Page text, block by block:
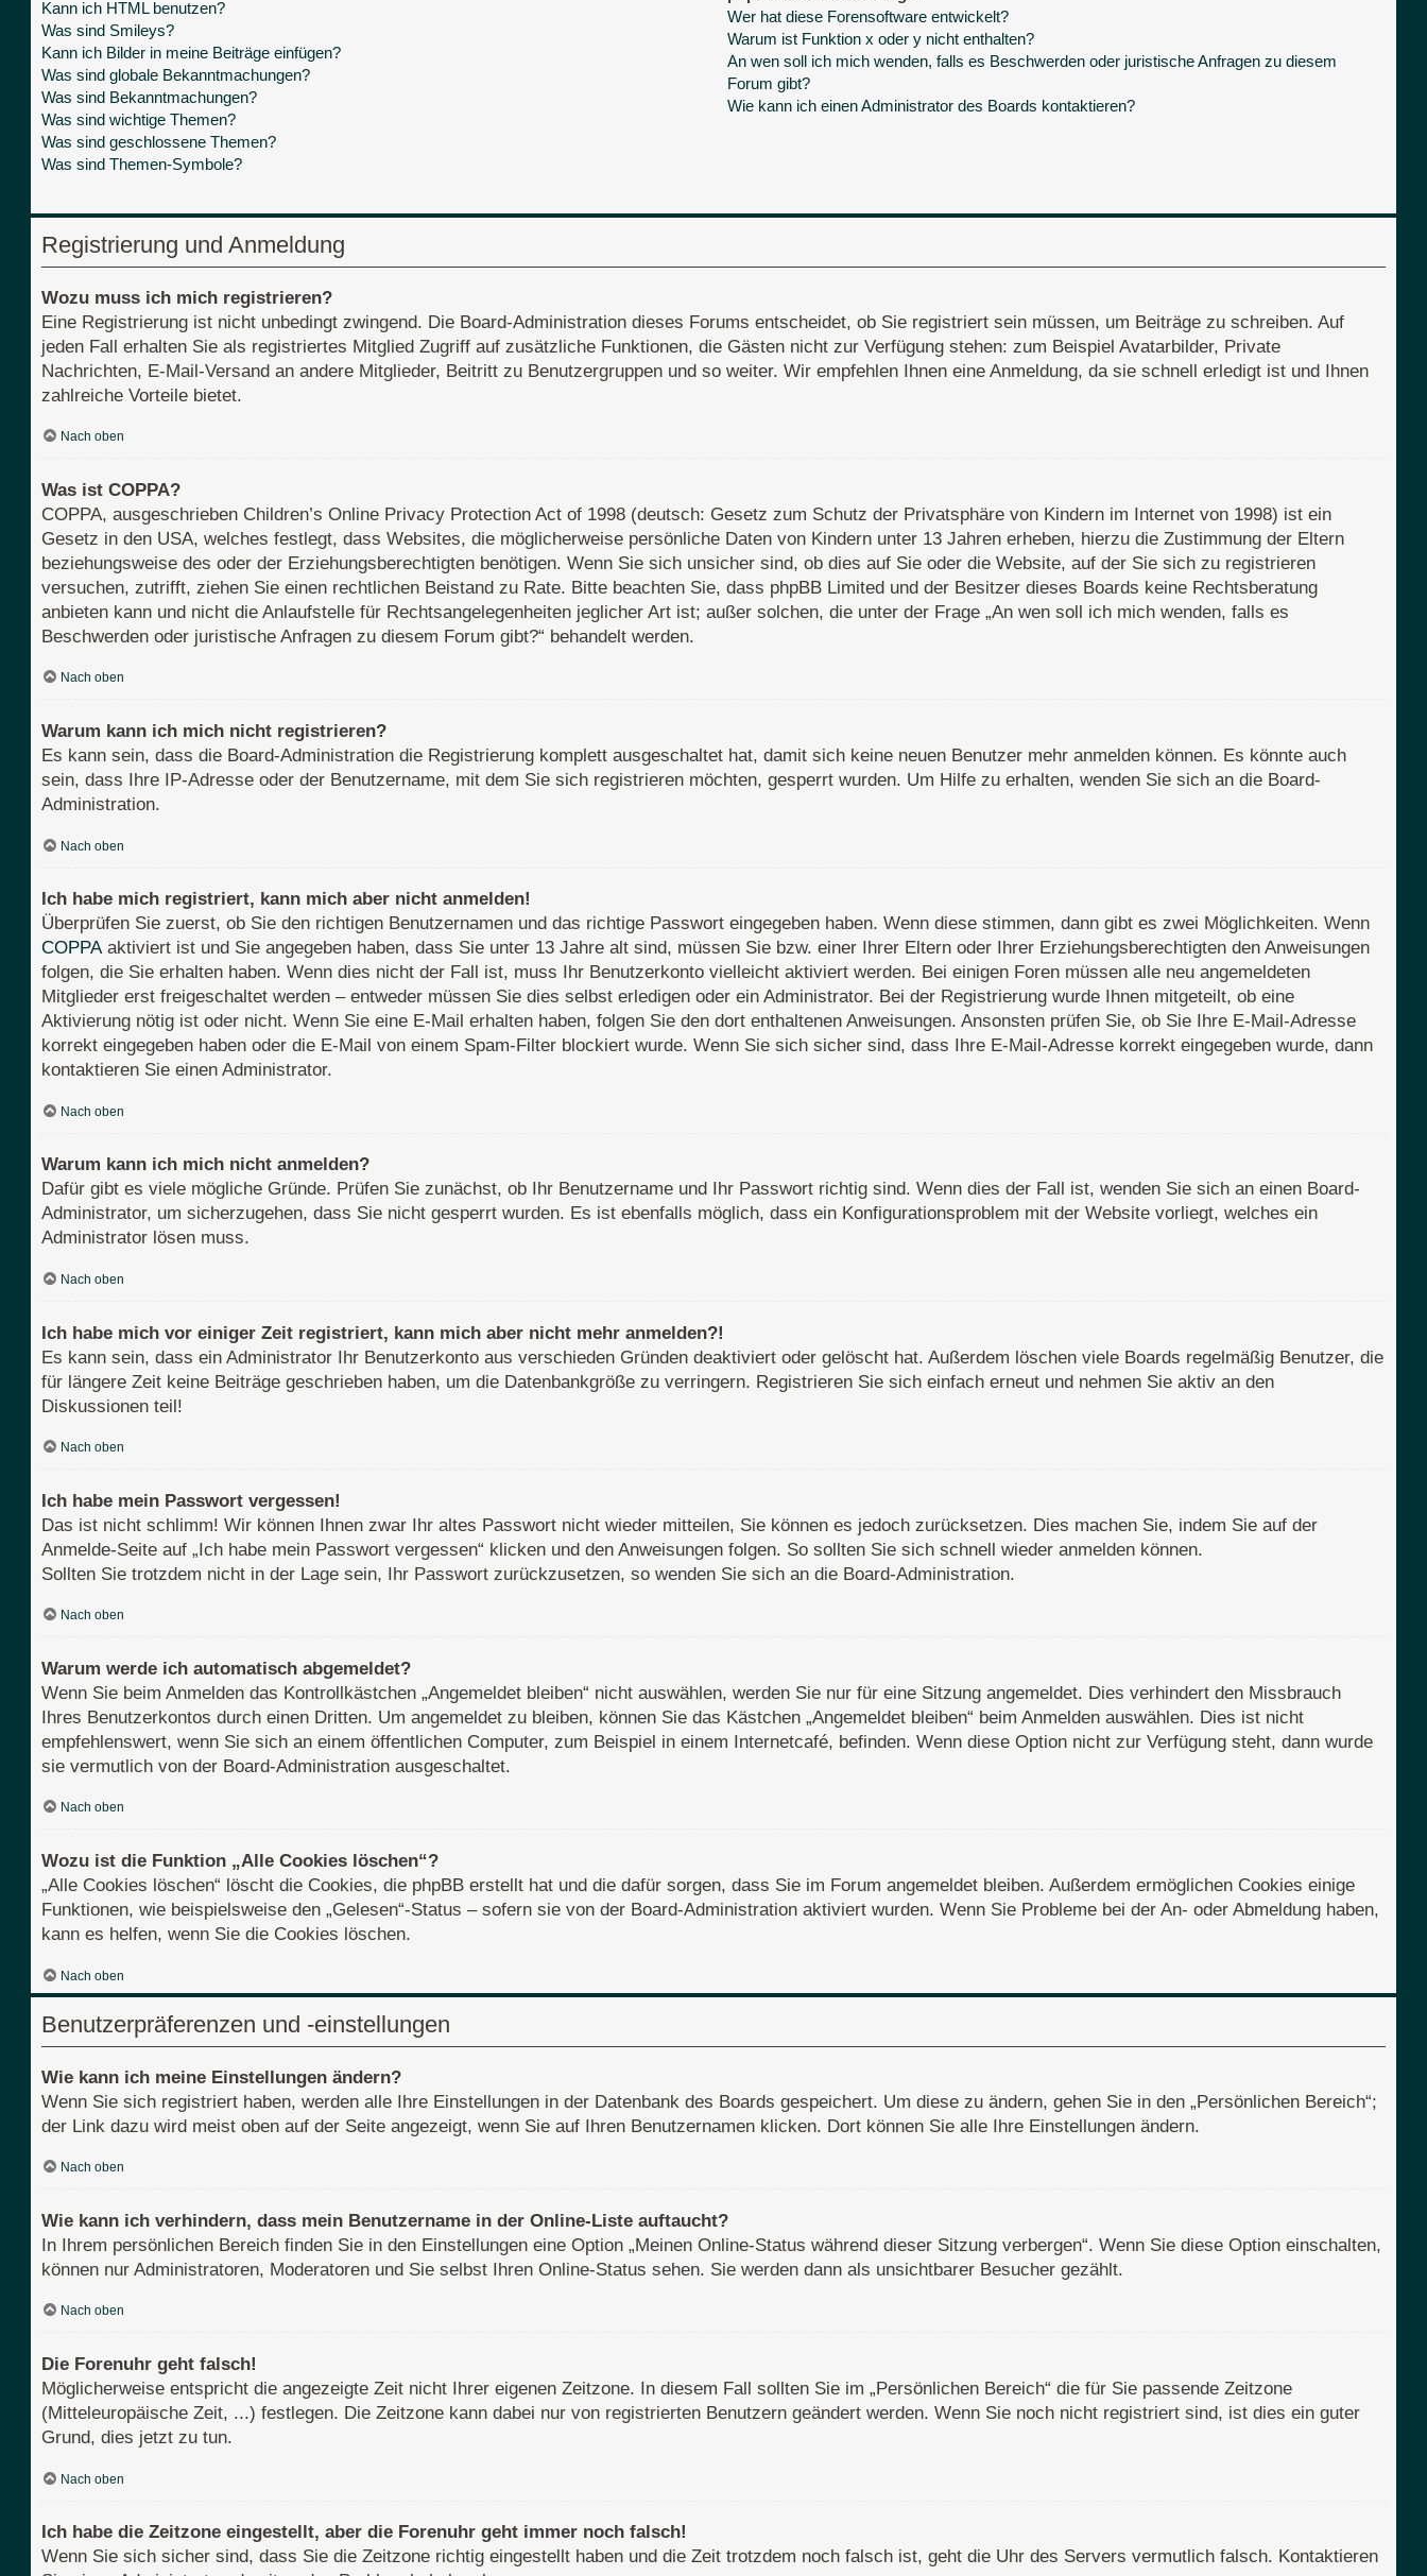
Kann ich HTML benutzen?
Was sind Smileys?
Kann ich Bilder in meine Beiträge einfügen?
Was sind globale Bekanntmachungen?
Was sind Bekanntmachungen?
Was sind wichtige Themen?
Was sind geschlossene Themen?
Was sind Themen-Symbole?
Wer hat diese Forensoftware entwickelt?
Warum ist Funktion x oder y nicht enthalten?
An wen soll ich mich wenden, falls es Beschwerden oder juristische Anfragen zu diesem
Forum gibt?
Wie kann ich einen Administrator des Boards kontaktieren?
Registrierung und Anmeldung
Wozu muss ich mich registrieren?
Eine Registrierung ist nicht unbedingt zwingend. Die Board-Administration dieses Forums entscheidet, ob Sie registriert sein müssen, um Beiträge zu schreiben. Auf
jeden Fall erhalten Sie als registriertes Mitglied Zugriff auf zusätzliche Funktionen, die Gästen nicht zur Verfügung stehen: zum Beispiel Avatarbilder, Private
Nachrichten, E-Mail-Versand an andere Mitglieder, Beitritt zu Benutzergruppen und so weiter. Wir empfehlen Ihnen eine Anmeldung, da sie schnell erledigt ist und Ihnen
zahlreiche Vorteile bietet.
Nach oben
Was ist COPPA?
COPPA, ausgeschrieben Children’s Online Privacy Protection Act of 1998 (deutsch: Gesetz zum Schutz der Privatsphäre von Kindern im Internet von 1998) ist ein
Gesetz in den USA, welches festlegt, dass Websites, die möglicherweise persönliche Daten von Kindern unter 13 Jahren erheben, hierzu die Zustimmung der Eltern
beziehungsweise des oder der Erziehungsberechtigten benötigen. Wenn Sie sich unsicher sind, ob dies auf Sie oder die Website, auf der Sie sich zu registrieren
versuchen, zutrifft, ziehen Sie einen rechtlichen Beistand zu Rate. Bitte beachten Sie, dass phpBB Limited und der Besitzer dieses Boards keine Rechtsberatung
anbieten kann und nicht die Anlaufstelle für Rechtsangelegenheiten jeglicher Art ist; außer solchen, die unter der Frage „An wen soll ich mich wenden, falls es
Beschwerden oder juristische Anfragen zu diesem Forum gibt?“ behandelt werden.
Nach oben
Warum kann ich mich nicht registrieren?
Es kann sein, dass die Board-Administration die Registrierung komplett ausgeschaltet hat, damit sich keine neuen Benutzer mehr anmelden können. Es könnte auch
sein, dass Ihre IP-Adresse oder der Benutzername, mit dem Sie sich registrieren möchten, gesperrt wurden. Um Hilfe zu erhalten, wenden Sie sich an die Board-
Administration.
Nach oben
Ich habe mich registriert, kann mich aber nicht anmelden!
Überprüfen Sie zuerst, ob Sie den richtigen Benutzernamen und das richtige Passwort eingegeben haben. Wenn diese stimmen, dann gibt es zwei Möglichkeiten. Wenn
COPPAaktiviert ist und Sie angegeben haben, dass Sie unter 13 Jahre alt sind, müssen Sie bzw. einer Ihrer Eltern oder Ihrer Erziehungsberechtigten den Anweisungen
folgen, die Sie erhalten haben. Wenn dies nicht der Fall ist, muss Ihr Benutzerkonto vielleicht aktiviert werden. Bei einigen Foren müssen alle neu angemeldeten
Mitglieder erst freigeschaltet werden – entweder müssen Sie dies selbst erledigen oder ein Administrator. Bei der Registrierung wurde Ihnen mitgeteilt, ob eine
Aktivierung nötig ist oder nicht. Wenn Sie eine E-Mail erhalten haben, folgen Sie den dort enthaltenen Anweisungen. Ansonsten prüfen Sie, ob Sie Ihre E-Mail-Adresse
korrekt eingegeben haben oder die E-Mail von einem Spam-Filter blockiert wurde. Wenn Sie sich sicher sind, dass Ihre E-Mail-Adresse korrekt eingegeben wurde, dann
kontaktieren Sie einen Administrator.
Nach oben
Warum kann ich mich nicht anmelden?
Dafür gibt es viele mögliche Gründe. Prüfen Sie zunächst, ob Ihr Benutzername und Ihr Passwort richtig sind. Wenn dies der Fall ist, wenden Sie sich an einen Board-
Administrator, um sicherzugehen, dass Sie nicht gesperrt wurden. Es ist ebenfalls möglich, dass ein Konfigurationsproblem mit der Website vorliegt, welches ein
Administrator lösen muss.
Nach oben
Ich habe mich vor einiger Zeit registriert, kann mich aber nicht mehr anmelden?!
Es kann sein, dass ein Administrator Ihr Benutzerkonto aus verschieden Gründen deaktiviert oder gelöscht hat. Außerdem löschen viele Boards regelmäßig Benutzer, die
für längere Zeit keine Beiträge geschrieben haben, um die Datenbankgröße zu verringern. Registrieren Sie sich einfach erneut und nehmen Sie aktiv an den
Diskussionen teil!
Nach oben
Ich habe mein Passwort vergessen!
Das ist nicht schlimm! Wir können Ihnen zwar Ihr altes Passwort nicht wieder mitteilen, Sie können es jedoch zurücksetzen. Dies machen Sie, indem Sie auf der
Anmelde-Seite auf „Ich habe mein Passwort vergessen“ klicken und den Anweisungen folgen. So sollten Sie sich schnell wieder anmelden können.
Sollten Sie trotzdem nicht in der Lage sein, Ihr Passwort zurückzusetzen, so wenden Sie sich an die Board-Administration.
Nach oben
Warum werde ich automatisch abgemeldet?
Wenn Sie beim Anmelden das Kontrollkästchen „Angemeldet bleiben“ nicht auswählen, werden Sie nur für eine Sitzung angemeldet. Dies verhindert den Missbrauch
Ihres Benutzerkontos durch einen Dritten. Um angemeldet zu bleiben, können Sie das Kästchen „Angemeldet bleiben“ beim Anmelden auswählen. Dies ist nicht
empfehlenswert, wenn Sie sich an einem öffentlichen Computer, zum Beispiel in einem Internetcafé, befinden. Wenn diese Option nicht zur Verfügung steht, dann wurde
sie vermutlich von der Board-Administration ausgeschaltet.
Nach oben
Wozu ist die Funktion „Alle Cookies löschen“?
„Alle Cookies löschen“ löscht die Cookies, die phpBB erstellt hat und die dafür sorgen, dass Sie im Forum angemeldet bleiben. Außerdem ermöglichen Cookies einige
Funktionen, wie beispielsweise den „Gelesen“-Status – sofern sie von der Board-Administration aktiviert wurden. Wenn Sie Probleme bei der An- oder Abmeldung haben,
kann es helfen, wenn Sie die Cookies löschen.
Nach oben
Benutzerpräferenzen und -einstellungen
Wie kann ich meine Einstellungen ändern?
Wenn Sie sich registriert haben, werden alle Ihre Einstellungen in der Datenbank des Boards gespeichert. Um diese zu ändern, gehen Sie in den „Persönlichen Bereich“;
der Link dazu wird meist oben auf der Seite angezeigt, wenn Sie auf Ihren Benutzernamen klicken. Dort können Sie alle Ihre Einstellungen ändern.
Nach oben
Wie kann ich verhindern, dass mein Benutzername in der Online-Liste auftaucht?
In Ihrem persönlichen Bereich finden Sie in den Einstellungen eine Option „Meinen Online-Status während dieser Sitzung verbergen“. Wenn Sie diese Option einschalten,
können nur Administratoren, Moderatoren und Sie selbst Ihren Online-Status sehen. Sie werden dann als unsichtbarer Besucher gezählt.
Nach oben
Die Forenuhr geht falsch!
Möglicherweise entspricht die angezeigte Zeit nicht Ihrer eigenen Zeitzone. In diesem Fall sollten Sie im „Persönlichen Bereich“ die für Sie passende Zeitzone
(Mitteleuropäische Zeit, ...) festlegen. Die Zeitzone kann dabei nur von registrierten Benutzern geändert werden. Wenn Sie noch nicht registriert sind, ist dies ein guter
Grund, dies jetzt zu tun.
Nach oben
Ich habe die Zeitzone eingestellt, aber die Forenuhr geht immer noch falsch!
Wenn Sie sich sicher sind, dass Sie die Zeitzone richtig eingestellt haben und die Zeit trotzdem noch falsch ist, geht die Uhr des Servers vermutlich falsch. Kontaktieren